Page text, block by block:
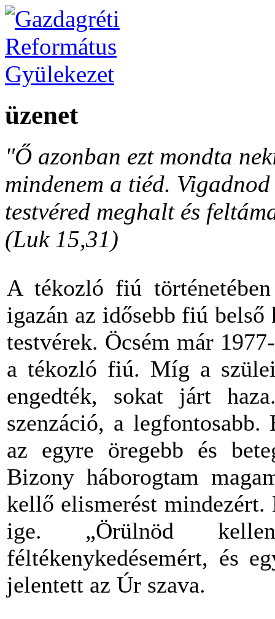
üzenet
"Ő azonban ezt mondta
mindenem a tiéd.
testvéred meghalt és
(Luk 15,31)
A tékozló fiú
igazán az idősebb fiú
testvérek. Öcsém már
a tékozló fiú. Míg a
engedték, sokat járt
szenzáció, a
az egyre öregebb és
Bizony háborogtam
kellő elismerést mindezért.
ige. „Örülnöd
féltékenykedésemért, és
jelentett az Úr szava.